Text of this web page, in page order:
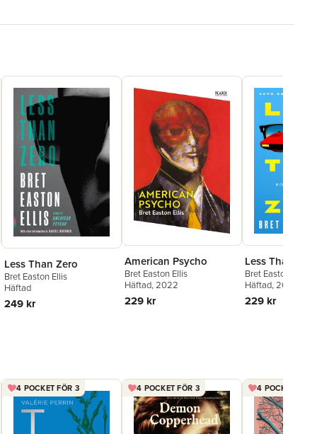
Less Than Zero
Bret Easton Ellis
Häftad
249 kr
American Psycho
Bret Easton Ellis
Häftad, 2022
229 kr
Less Than
Bret Easton Ellis
Häftad, 2025
229 kr
4 POCKET FÖR 3 4 POCKET FÖR 3 4 POCKET FÖR